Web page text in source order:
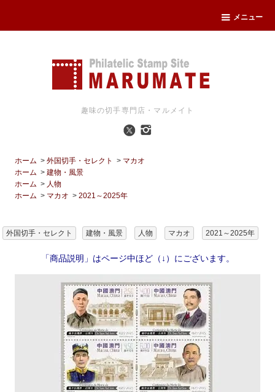
メニュー
趣味の切手専門店・マルメイト
ホーム >外国切手・セレクト > マカオ
ホーム >建物・風景
ホーム > 人物
ホーム > マカオ >2021～2025年
外国切手・セレクト 建物・風景 人物 マカオ 2021～2025年
「商品説明」はページ中ほど（↓）にございます。